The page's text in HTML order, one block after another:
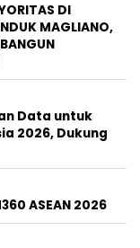
DI
MAGLIANO,
Data untuk
2026, Dukung
ASEAN 2026